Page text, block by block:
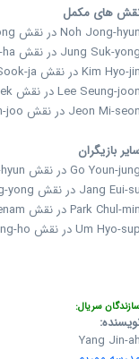
های مکمل
Noh Jong-hyun در نقش Lee Dae-bong
Jung Suk-yong در نقش Yoon Tae-ha
Kim Hyo-jin در نقش Oh Sook-ja
Lee Seung-joon در نقش Kang Geun-taek
Jeon Mi-seon در نقش Jo Eun-joo
بازیگران
Go Youn-jung در نقش Kim So-hyun
Jang Eui-su در نقش Lee Seung-yong
Park Chul-min در نقش Nam Daenam
Um Hyo-sup در نقش Eun Byung-ho
سریال:
Yang Jin-ah